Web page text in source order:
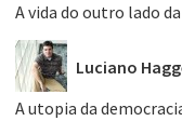
A vida do outro lado
Luciano
A utopia da